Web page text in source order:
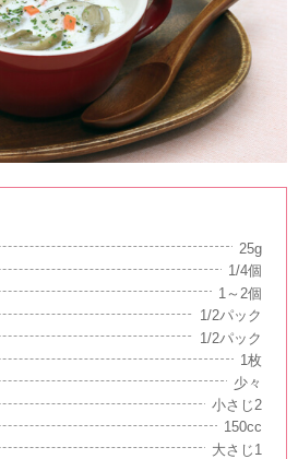
25g
1/4個
1～2個
1/2パック
1/2パック
1枚
少々
小さじ2
150cc
大さじ1